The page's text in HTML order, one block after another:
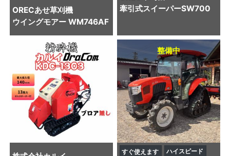
ORECあせ草刈機
ウイングモアー WM746AF
牽引式スイーパーSW700
整備中
すぐ使えます ハイスピード